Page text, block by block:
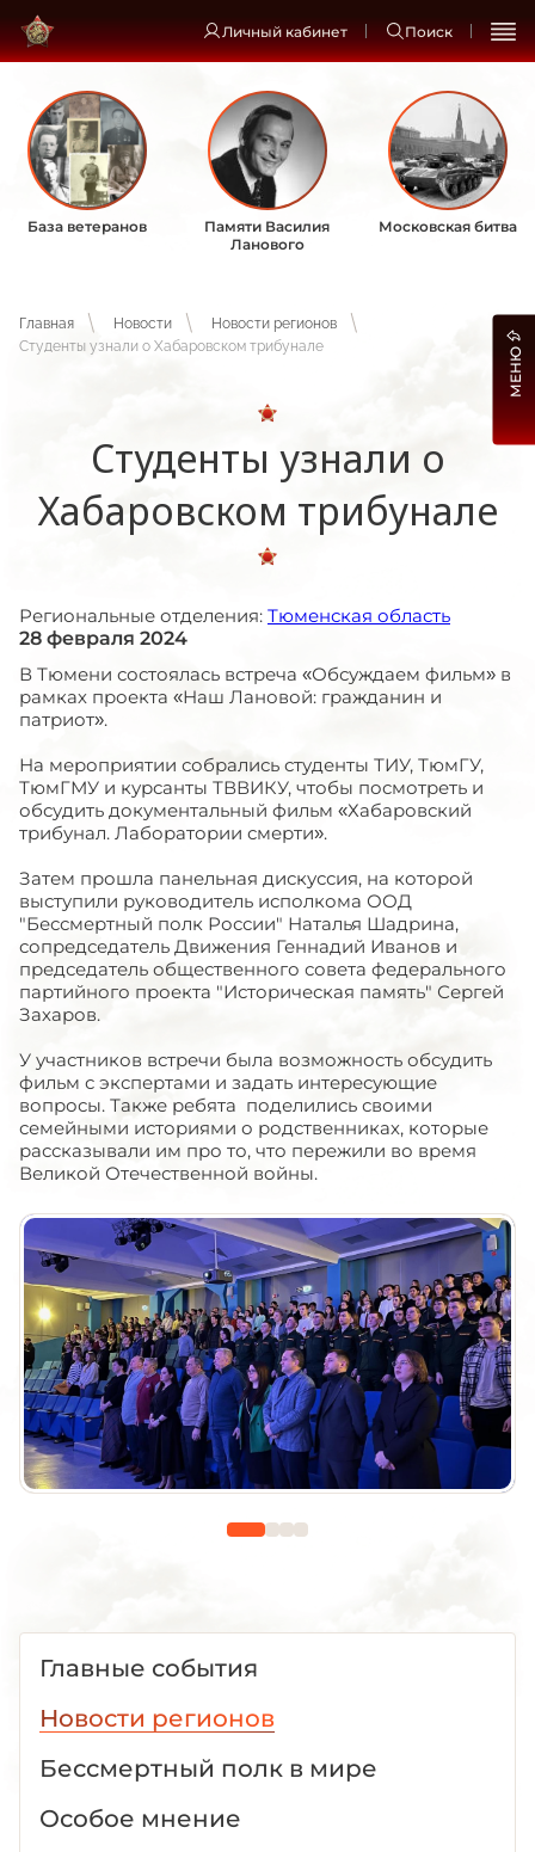
Личный кабинет Поиск
База ветеранов
Памяти Василия
Ланового
Московская битва
Главная Новости
Новости регионов
Студенты узнали о Хабаровском трибунале
Студенты узнали о
Хабаровском трибунале
Региональные отделения: Тюменская область
28 февраля 2024
В Тюмени состоялась встреча «Обсуждаем фильм» в
рамках проекта «Наш Лановой: гражданин и
патриот».
На мероприятии собрались студенты ТИУ, ТюмГУ,
ТюмГМУ и курсанты ТВВИКУ, чтобы посмотреть и
обсудить документальный фильм «Хабаровский
трибунал. Лаборатории смерти».
Затем прошла панельная дискуссия, на которой
выступили руководитель исполкома ООД
"Бессмертный полк России" Наталья Шадрина,
сопредседатель Движения Геннадий Иванов и
председатель общественного совета федерального
партийного проекта "Историческая память" Сергей
Захаров.
У участников встречи была возможность обсудить
фильм с экспертами и задать интересующие
вопросы. Также ребята поделились своими
семейными историями о родственниках, которые
рассказывали им про то, что пережили во время
Великой Отечественной войны.
Главные события
Новости регионов
Бессмертный полк в мире
Особое мнение
МЕНЮ